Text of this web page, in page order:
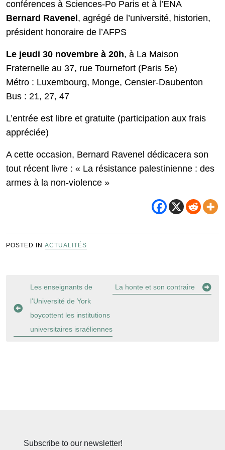
conférences à Sciences-Po Paris et à l’ENA
Bernard Ravenel , agrégé de l’université, historien,
président honoraire de l’AFPS
Le jeudi 30 novembre à 20h, à La Maison
Fraternelle au 37, rue Tournefort (Paris 5e)
Métro : Luxembourg, Monge, Censier-Daubenton
Bus : 21, 27, 47
L’entrée est libre et gratuite (participation aux frais
appréciée)
A cette occasion, Bernard Ravenel dédicacera son
tout récent livre : « La résistance palestinienne : des
armes à la non-violence »
POSTED IN ACTUALITÉS
Navigation
de
l’article
Les enseignants de
l’Université de York
boycottent les institutions
universitaires israéliennes
La honte et son contraire
Subscribe to our newsletter!